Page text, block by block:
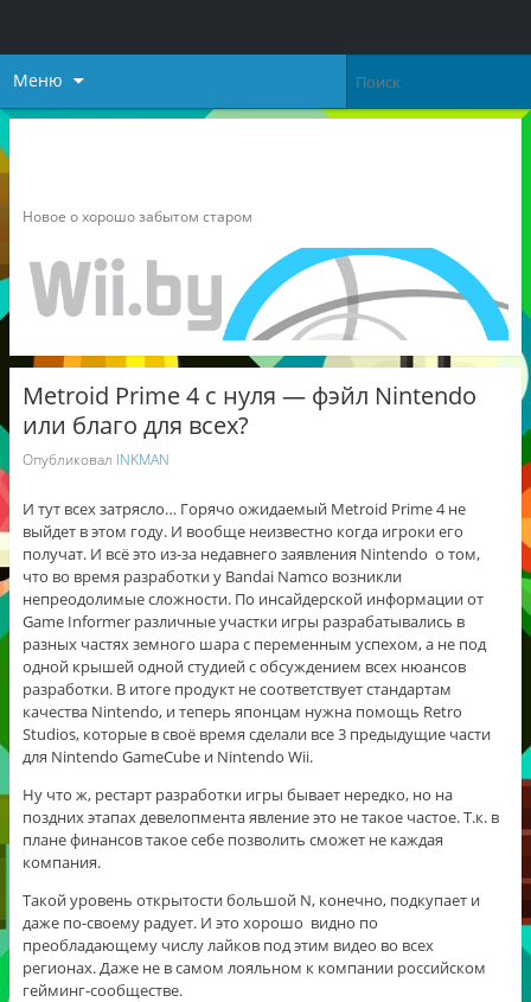
Меню
Новое о хорошо забытом старом
Metroid Prime 4 с нуля — фэйл Nintendo
или благо для всех?
Опубликовал INKMAN
И тут всех затрясло… Горячо ожидаемый Metroid Prime 4 не
выйдет в этом году. И вообще неизвестно когда игроки его
получат. И всё это из-за недавнего заявления Nintendo о том,
что во время разработки у Bandai Namco возникли
непреодолимые сложности. По инсайдерской информации от
Game Informer различные участки игры разрабатывались в
разных частях земного шара с переменным успехом, а не под
одной крышей одной студией с обсуждением всех нюансов
разработки. В итоге продукт не соответствует стандартам
качества Nintendo, и теперь японцам нужна помощь Retro
Studios, которые в своё время сделали все 3 предыдущие части
для Nintendo GameCube и Nintendo Wii.
Ну что ж, рестарт разработки игры бывает нередко, но на
поздних этапах девелопмента явление это не такое частое. Т.к. в
плане финансов такое себе позволить сможет не каждая
компания.
Такой уровень открытости большой N, конечно, подкупает и
даже по-своему радует. И это хорошо видно по
преобладающему числу лайков под этим видео во всех
регионах. Даже не в самом лояльном к компании российском
гейминг-сообществе.